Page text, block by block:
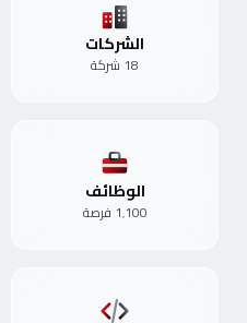
الشركات
18 شركة
الوظائف
1٬100 فرصة